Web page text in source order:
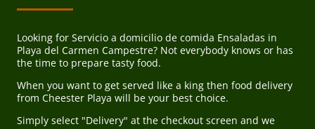
Looking for Servicio a domicilio de comida Ensaladas in
Playa del Carmen Campestre? Not everybody knows or has
the time to prepare tasty food.
When you want to get served like a king then food delivery
from Cheester Playa will be your best choice.
Simply select "Delivery" at the checkout screen and we